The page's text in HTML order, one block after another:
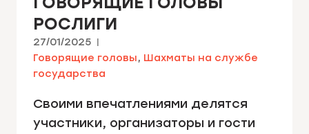
РОСЛИГИ
27/01/2025
Говорящие головы, Шахматы на службе
государства
Своими впечатлениями делятся
участники, организаторы и гости